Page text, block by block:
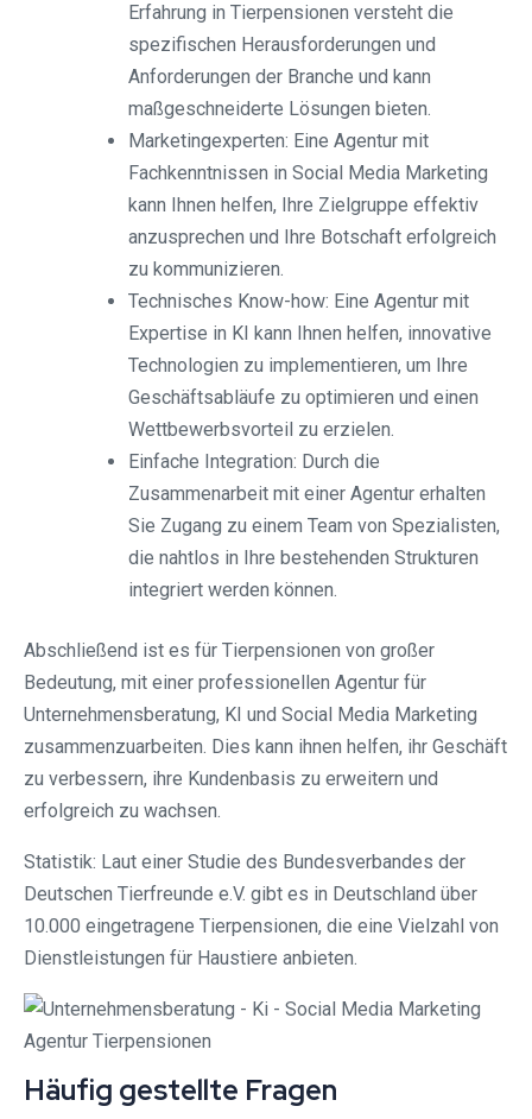
Erfahrung in Tierpensionen versteht die
spezifischen Herausforderungen und
Anforderungen der Branche und kann
maßgeschneiderte Lösungen bieten.
Marketingexperten: Eine Agentur mit
Fachkenntnissen in Social Media Marketing
kann Ihnen helfen, Ihre Zielgruppe effektiv
anzusprechen und Ihre Botschaft erfolgreich
zu kommunizieren.
Technisches Know-how: Eine Agentur mit
Expertise in KI kann Ihnen helfen, innovative
Technologien zu implementieren, um Ihre
Geschäftsabläufe zu optimieren und einen
Wettbewerbsvorteil zu erzielen.
Einfache Integration: Durch die
Zusammenarbeit mit einer Agentur erhalten
Sie Zugang zu einem Team von Spezialisten,
die nahtlos in Ihre bestehenden Strukturen
integriert werden können.
Abschließend ist es für Tierpensionen von großer
Bedeutung, mit einer professionellen Agentur für
Unternehmensberatung, KI und Social Media Marketing
zusammenzuarbeiten. Dies kann ihnen helfen, ihr Geschäft
zu verbessern, ihre Kundenbasis zu erweitern und
erfolgreich zu wachsen.
Statistik: Laut einer Studie des Bundesverbandes der
Deutschen Tierfreunde e.V. gibt es in Deutschland über
10.000 eingetragene Tierpensionen, die eine Vielzahl von
Dienstleistungen für Haustiere anbieten.
Häufig gestellte Fragen